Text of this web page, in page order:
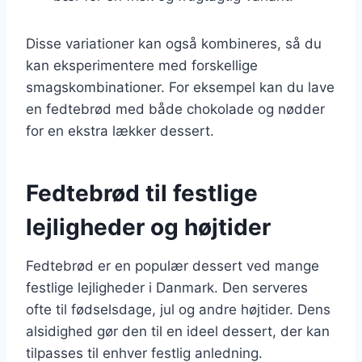
Disse variationer kan også kombineres, så du
kan eksperimentere med forskellige
smagskombinationer. For eksempel kan du lave
en fedtebrød med både chokolade og nødder
for en ekstra lækker dessert.
Fedtebrød til festlige
lejligheder og højtider
Fedtebrød er en populær dessert ved mange
festlige lejligheder i Danmark. Den serveres
ofte til fødselsdage, jul og andre højtider. Dens
alsidighed gør den til en ideel dessert, der kan
tilpasses til enhver festlig anledning.